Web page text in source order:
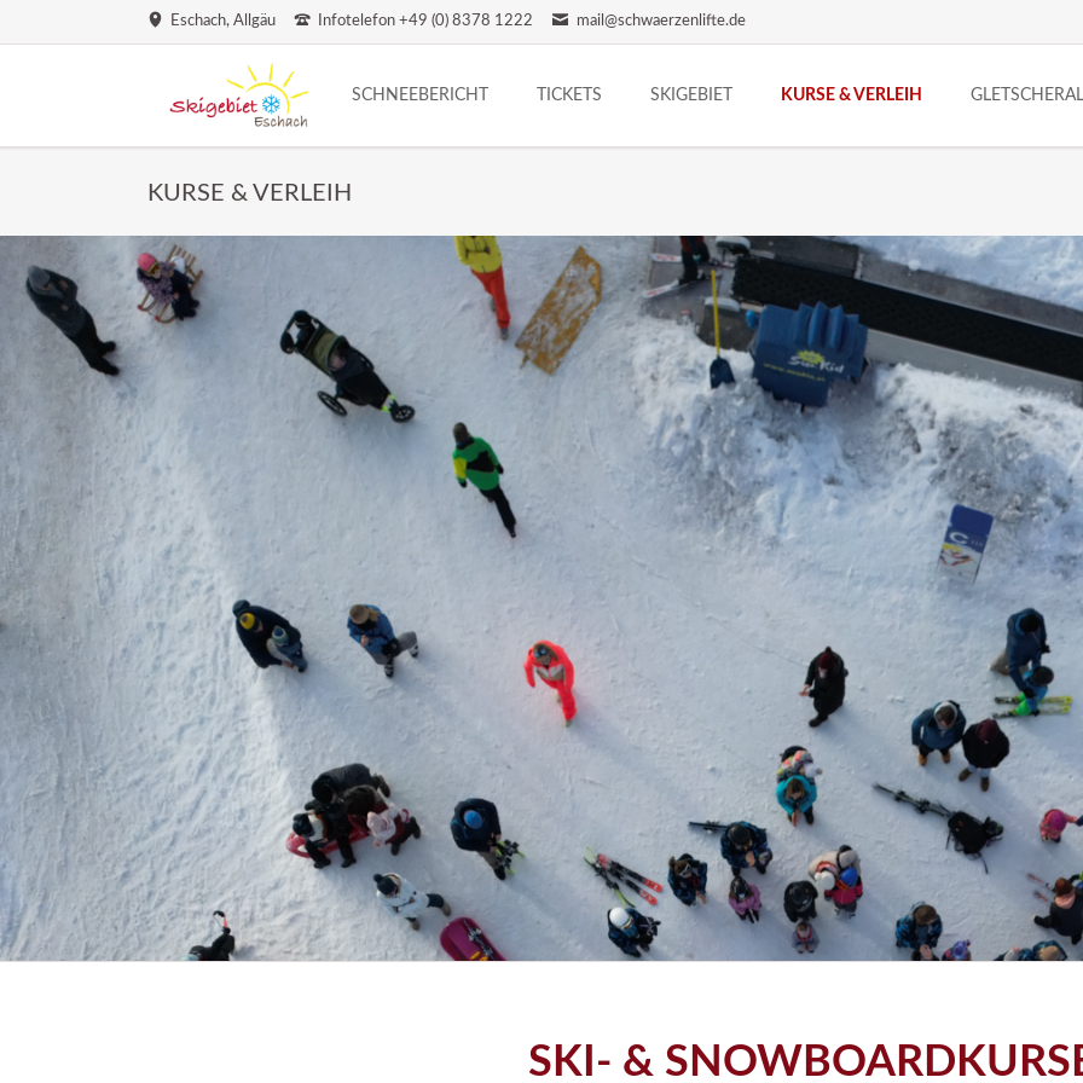
Eschach, Allgäu Infotelefon +49 (0) 8378 1222 mail@schwaerzenlifte.de
SCHNEEBERICHT TICKETS
TICKET-AUTOMAT
SKIGEBIET
PISTENPLAN
LIZI FUNLINE
KURSE & VERLEIH
KURSE & VERLEIH
SKI- &